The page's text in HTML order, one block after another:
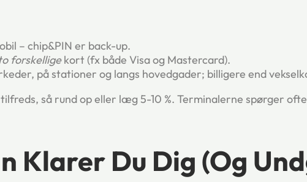
– chip&PIN er back-up.
forskelligekort (fx både Visa og Mastercard).
på stationer og langs hovedgader; billigere end
så rund op eller læg 5-10 %. Terminalerne spørger
Klarer Du Dig (og